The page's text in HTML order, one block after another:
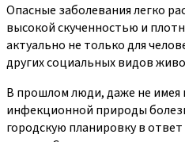
Опасные заболевания легко
высокой скученностью и
актуально не только для
других социальных видов
В прошлом люди, даже не имея
инфекционной природы
городскую планировку в